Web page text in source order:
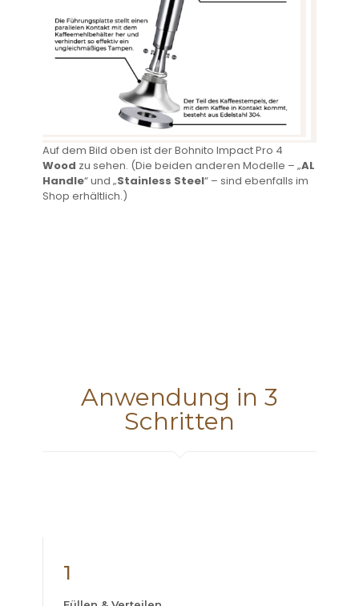
Auf dem Bild oben ist der Bohnito Impact Pro 4
Wood zu sehen. (Die beiden anderen Modelle – „AL
Handle“ und „Stainless Steel“ – sind ebenfalls im
Shop erhältlich.)
Anwendung in 3
Schritten
1